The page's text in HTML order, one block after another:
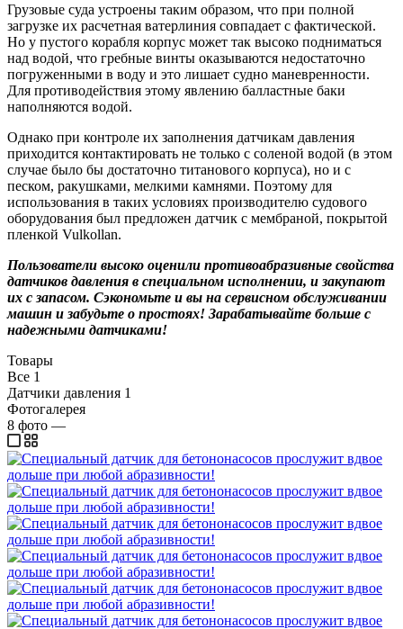
Грузовые суда устроены таким образом, что при полной
загрузке их расчетная ватерлиния совпадает с фактической.
Но у пустого корабля корпус может так высоко подниматься
над водой, что гребные винты оказываются недостаточно
погруженными в воду и это лишает судно маневренности.
Для противодействия этому явлению балластные баки
наполняются водой.
Однако при контроле их заполнения датчикам давления
приходится контактировать не только с соленой водой (в этом
случае было бы достаточно титанового корпуса), но и с
песком, ракушками, мелкими камнями. Поэтому для
использования в таких условиях производителю судового
оборудования был предложен датчик с мембраной, покрытой
пленкой Vulkollan.
Пользователи высоко оценили противоабразивные свойства
датчиков давления в специальном исполнении, и закупают
их с запасом. Сэкономьте и вы на сервисном обслуживании
машин и забудьте о простоях! Зарабатывайте больше с
надежными датчиками!
Товары
Все 1
Датчики давления 1
Фотогалерея
8 фото —